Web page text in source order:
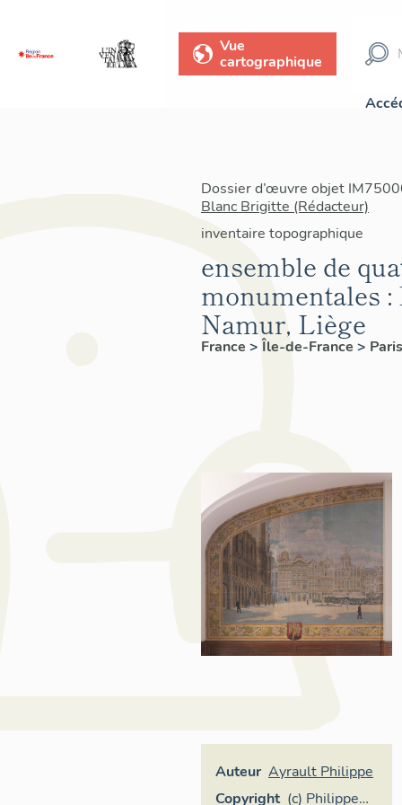
Vue
cartographique
Dossier d’œuvre objet
Blanc Brigitte (Rédacteur)
inventaire topographique
ensemble de
monumentales
Namur, Liège
France > Île-de-France >
Auteur Ayrault Philippe
Copyright (c) Philippe